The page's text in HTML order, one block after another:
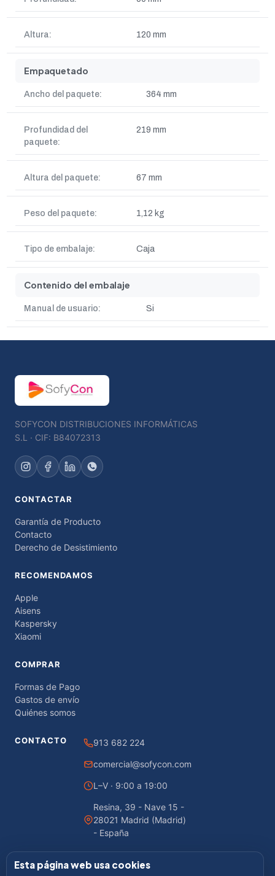
Altura: 120 mm
Empaquetado
Ancho del paquete: 364 mm
Profundidad del
paquete:
219 mm
Altura del paquete: 67 mm
Peso del paquete: 1,12 kg
Tipo de embalaje: Caja
Contenido del embalaje
Manual de usuario: Si
SOFYCON DISTRIBUCIONES INFORMÁTICAS
S.L · CIF: B84072313
CONTACTAR
Garantía de Producto
Contacto
Derecho de Desistimiento
RECOMENDAMOS
Apple
Aisens
Kaspersky
Xiaomi
COMPRAR
Formas de Pago
Gastos de envío
Quiénes somos
CONTACTO 913 682 224
comercial@sofycon.com
L–V · 9:00 a 19:00
Resina, 39 - Nave 15 -
28021 Madrid (Madrid)
- España
Esta página web usa cookies